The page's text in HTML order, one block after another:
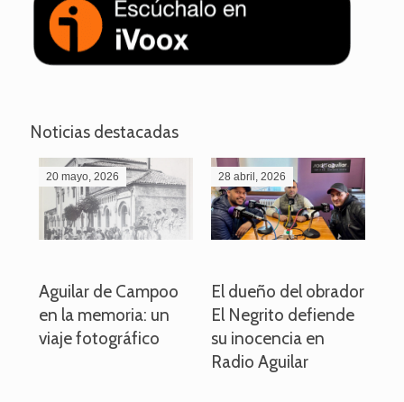
Noticias destacadas
20 mayo, 2026
Aguilar de Campoo
en la memoria: un
viaje fotográfico
28 abril, 2026
El dueño del obrador
El Negrito defiende
su inocencia en
Radio Aguilar